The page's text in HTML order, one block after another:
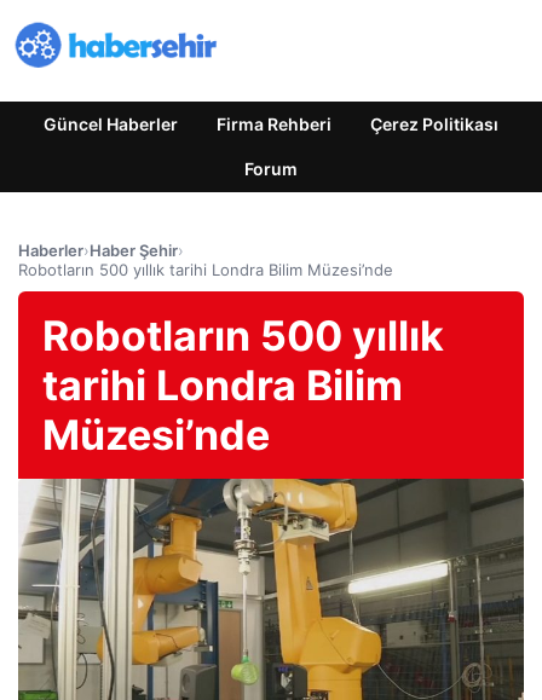
Güncel Haberler Firma Rehberi Çerez Politikası
Forum
Haberler›Haber Şehir›
Robotların 500 yıllık tarihi Londra Bilim Müzesi’nde
Robotların 500 yıllık
tarihi Londra Bilim
Müzesi’nde